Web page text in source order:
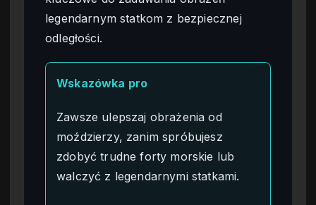
legendarnym statkom z bezpiecznej
odległości.
Wskazówka pro
Zawsze ulepszaj obrażenia od
moździerzy, zanim spróbujesz
zdobyć trudne forty morskie lub
walczyć z legendarnymi statkami.